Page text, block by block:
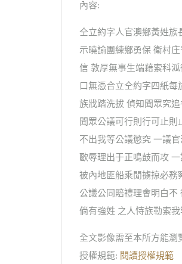
內容:
仝立約字人官澳鄉黃姓
示曉諭團練鄉勇保 衛村
信 敦厚無事生端藉索科
口無憑合立仝約字四紙
族戕踏洗拔 偵知聞眾究
聞眾公議可行則行可止
不出我等公議懲究 一議
歐辱理出于正鳴鼓而攻
被內地匪船乘閒擄掠必務
公議公同賠禮理會明白
倘有強姓 之人恃族勒索
全文影像需至本所方能瀏
授權規範: 閱讀授權規範